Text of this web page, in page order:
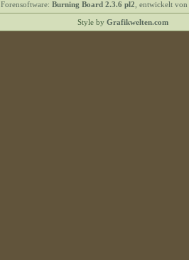
Forensoftware: Burning Board 2.3.6 pl2 , entwickelt von
Style by Grafikwelten.com